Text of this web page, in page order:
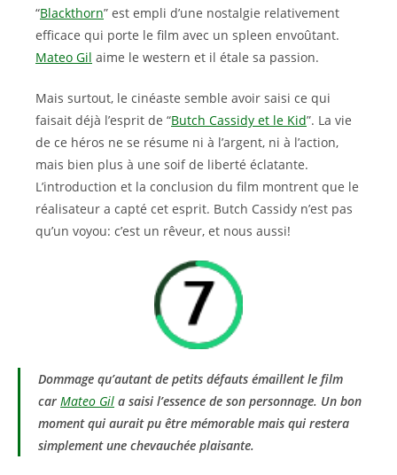
“Blackthorn” est empli d’une nostalgie relativement
efficace qui porte le film avec un spleen envoûtant.
Mateo Gil aime le western et il étale sa passion.
Mais surtout, le cinéaste semble avoir saisi ce qui
faisait déjà l’esprit de “Butch Cassidy et le Kid”. La vie
de ce héros ne se résume ni à l’argent, ni à l’action,
mais bien plus à une soif de liberté éclatante.
L’introduction et la conclusion du film montrent que le
réalisateur a capté cet esprit. Butch Cassidy n’est pas
qu’un voyou: c’est un rêveur, et nous aussi!
Dommage qu’autant de petits défauts émaillent le film
car Mateo Gil a saisi l’essence de son personnage. Un bon
moment qui aurait pu être mémorable mais qui restera
simplement une chevauchée plaisante.